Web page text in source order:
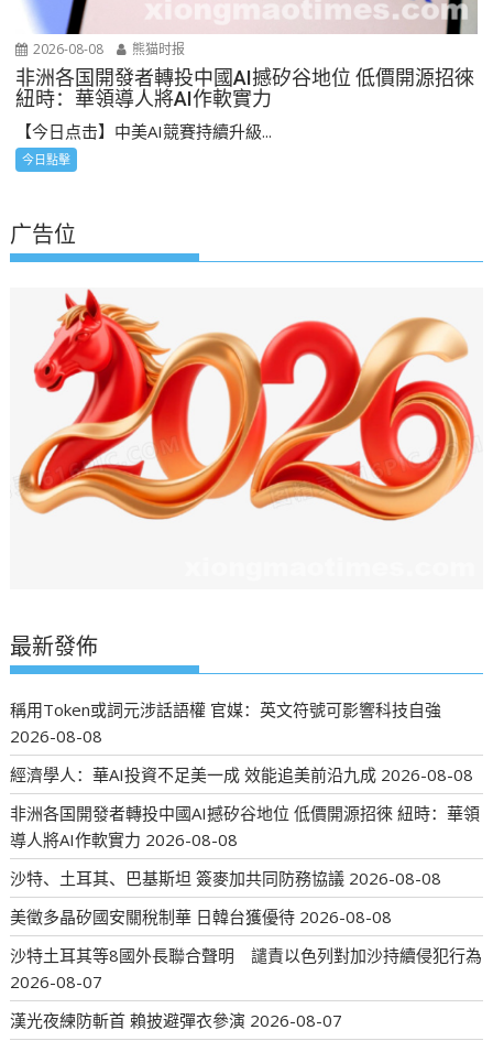
2026-08-08 熊猫时报
非洲各国開發者轉投中國AI撼矽谷地位 低價開源招徠
紐時：華領導人將AI作軟實力
【今日点击】中美AI競賽持續升級...
今日點擊
广告位
最新發佈
稱用Token或詞元涉話語權 官媒：英文符號可影響科技自強
2026-08-08
經濟學人：華AI投資不足美一成 效能追美前沿九成 2026-08-08
非洲各国開發者轉投中國AI撼矽谷地位 低價開源招徠 紐時：華領
導人將AI作軟實力 2026-08-08
沙特、土耳其、巴基斯坦 簽麥加共同防務協議 2026-08-08
美徵多晶矽國安關稅制華 日韓台獲優待 2026-08-08
沙特土耳其等8國外長聯合聲明 譴責以色列對加沙持續侵犯行為
2026-08-07
漢光夜練防斬首 賴披避彈衣參演 2026-08-07